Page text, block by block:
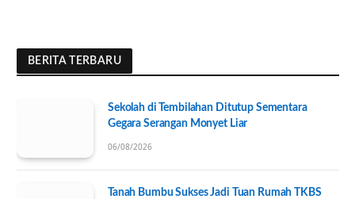
BERITA TERBARU
Sekolah di Tembilahan Ditutup Sementara
Gegara Serangan Monyet Liar
06/08/2026
Tanah Bumbu Sukses Jadi Tuan Rumah TKBS